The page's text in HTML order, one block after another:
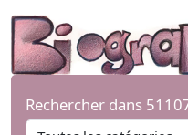
Rechercher dans